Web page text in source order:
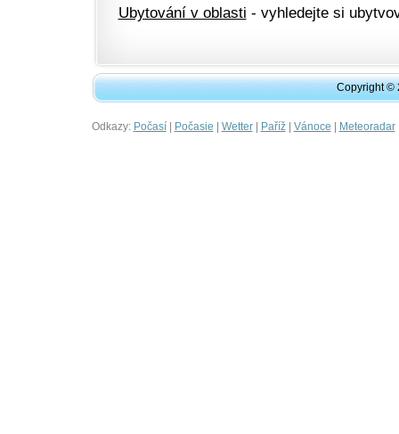
Ubytování v oblasti - vyhledejte si
Copyright ©
Odkazy: Počasí| Počasie | Wetter| Paříž| Vánoce | Meteoradar